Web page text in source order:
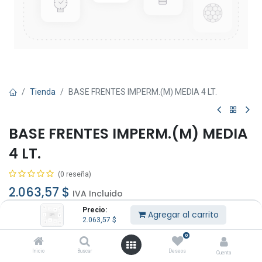
Precio:
2.063,57 $ Agregar al carrito
Inicio Buscar
0
Deseos Cuenta
Tienda BASE FRENTES IMPERM.(M) MEDIA 4 LT.
BASE FRENTES IMPERM.(M) MEDIA
4 LT.
(0 reseña)
2.063,57 $ IVA Incluido